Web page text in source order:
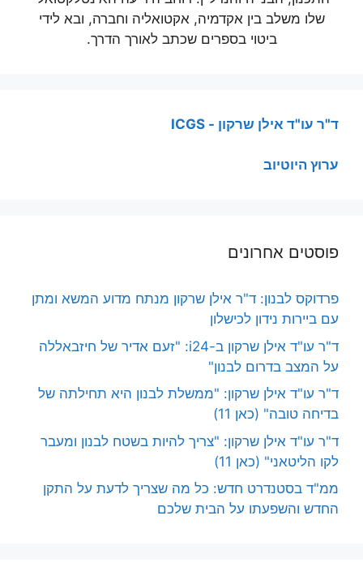
שלו משלב בין אקדמיה, אקטואליה וחברה, ובא לידי
ביטוי בספרים שכתב לאורך הדרך.
ד"ר עו"ד אילן שרקון - ICGS
ערוץ היוטיוב
פוסטים אחרונים
פרדוקס לבנון: ד"ר אילן שרקון מנתח מדוע המשא ומתן
עם ביירות נידון לכישלון
ד"ר עו"ד אילן שרקון ב-i24: "זעם אדיר של חיזבאללה
על המצב בדרום לבנון"
ד"ר עו"ד אילן שרקון: "ממשלת לבנון היא תחילתה של
בדיחה טובה" (כאן 11)
ד"ר עו"ד אילן שרקון: "צריך להיות בשטח לבנון ומעבר
לקו הליטאני" (כאן 11)
ממ"ד בסטנדרט חדש: כל מה שצריך לדעת על התקן
החדש והשפעתו על הבית שלכם